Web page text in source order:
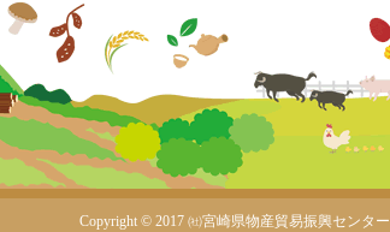
Copyright © 2017 ㈳宮崎県物産貿易振興センター